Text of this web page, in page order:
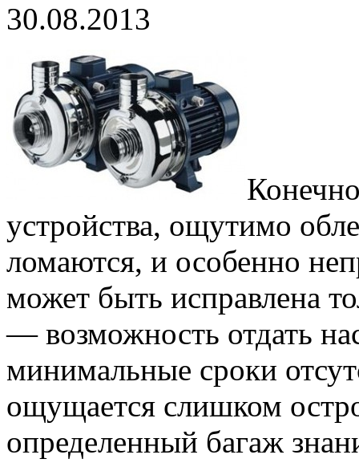
30.08.2013
устройства, ощутимо
ломаются, и особенно
может быть исправлена
— возможность отдать
минимальные сроки
ощущается слишком
определенный багаж